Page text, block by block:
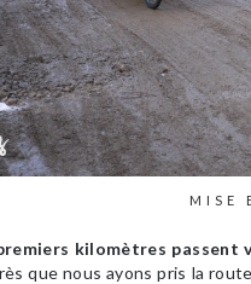
MISE
kilomètres passent
que nous ayons pris la